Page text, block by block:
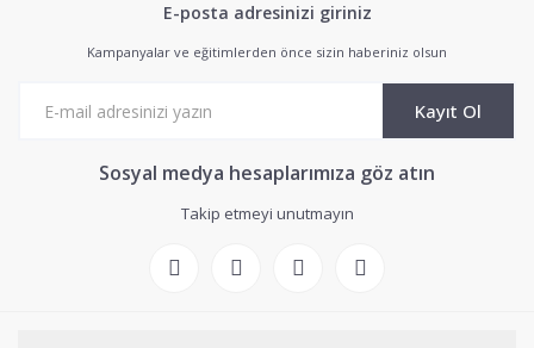
E-posta adresinizi giriniz
Kampanyalar ve eğitimlerden önce sizin haberiniz olsun
Kayıt Ol
Sosyal medya hesaplarımıza göz atın
Takip etmeyi unutmayın